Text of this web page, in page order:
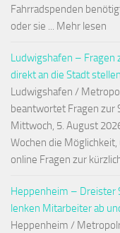
Fahrradspenden
oder sie ... Mehr lesen
Ludwigshafen – Fragen
direkt an die Stadt stellen
Ludwigshafen /
beantwortet Fragen zur
Mittwoch, 5. August
Wochen die
online Fragen zur
Heppenheim – Dreister
lenken Mitarbeiter ab
Heppenheim /